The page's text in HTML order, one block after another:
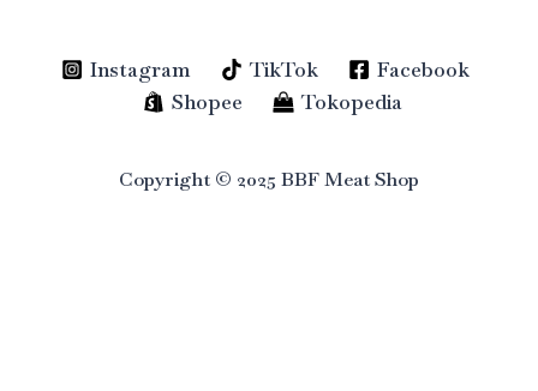
Instagram TikTok
Facebook
Shopee
Tokopedia
Copyright © 2025 BBF Meat Shop